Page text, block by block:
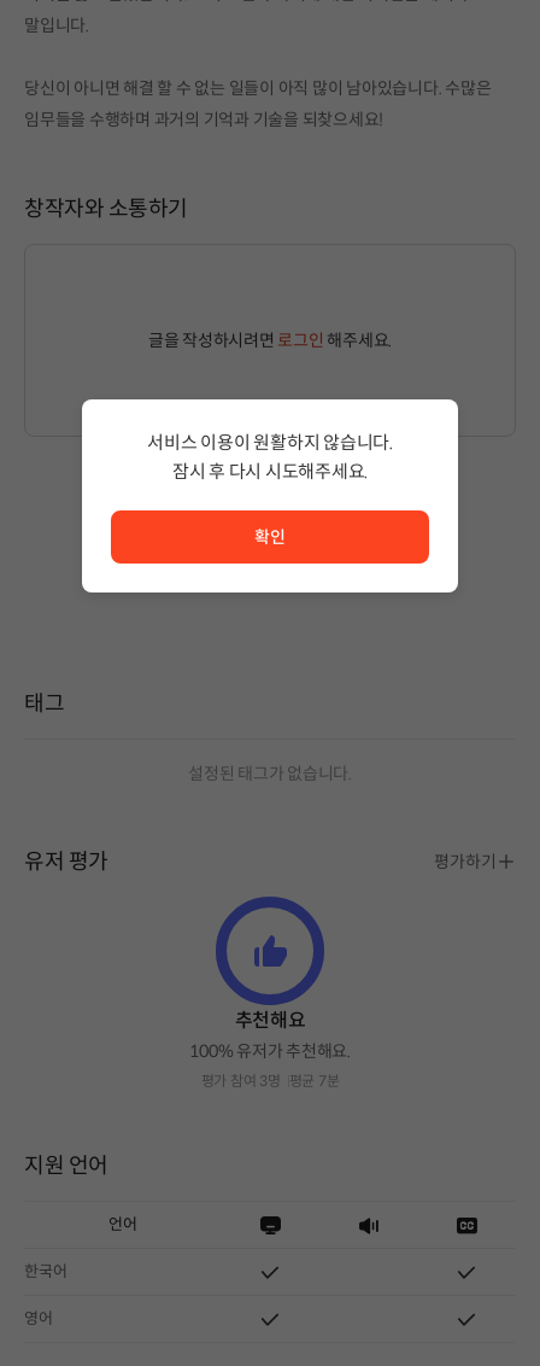
말입니다.
당신이 아니면 해결 할 수 없는 일들이 아직 많이 남아있습니다. 수많은
임무들을 수행하며 과거의 기억과 기술을 되찾으세요!
창작자와 소통하기
글을 작성하시려면 로그인 해주세요.
상품 이용 후 첫 번째 글을 남겨보세요!
태그
설정된 태그가 없습니다.
유저 평가 평가하기
추천해요
100% 유저가 추천해요.
평가 참여 3명 평균 7분
지원 언어
언어
한국어
영어
서비스 이용이 원활하지 않습니다.
잠시 후 다시 시도해주세요.
확인